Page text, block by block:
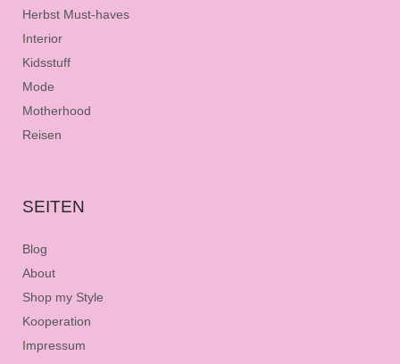
Herbst Must-haves
Interior
Kidsstuff
Mode
Motherhood
Reisen
SEITEN
Blog
About
Shop my Style
Kooperation
Impressum